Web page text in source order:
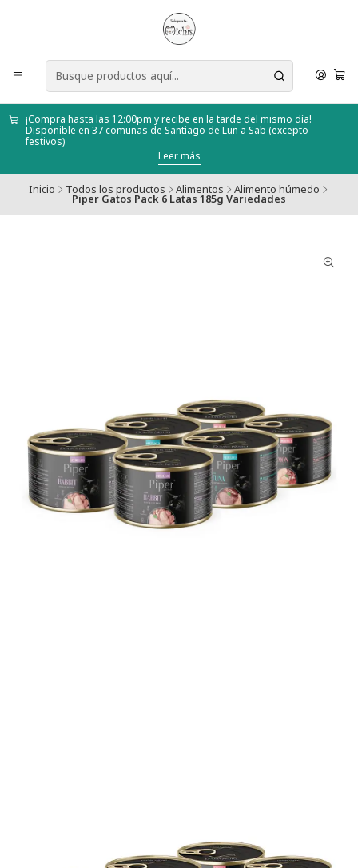
¡Compra hasta las 12:00pm y recibe en la tarde del mismo día!
Disponible en 37 comunas de Santiago de Lun a Sab (excepto
festivos)
Leer más
Inicio Todos los productos Alimentos Alimento húmedo
Piper Gatos Pack 6 Latas 185g Variedades